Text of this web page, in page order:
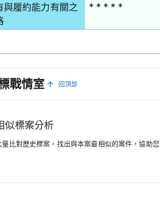
與履約能力有關之
* * * * *
戰情室 回頂部
似標案分析
量比對歷史標案，找出與本案最相似的案件，協助